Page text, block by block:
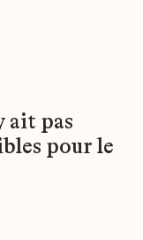
ait pas
pour le